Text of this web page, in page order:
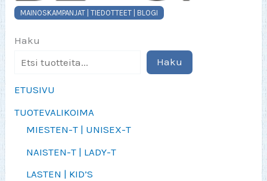
MAINOSKAMPANJAT | TIEDOTTEET | BLOGI
Haku
Haku
ETUSIVU
TUOTEVALIKOIMA
MIESTEN-T | UNISEX-T
NAISTEN-T | LADY-T
LASTEN | KID’S